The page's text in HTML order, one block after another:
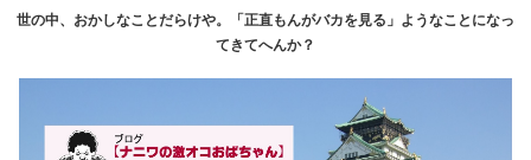
世の中、おかしなことだらけや。「正直もんがバカを見る」ようなことになっ
てきてへんか？